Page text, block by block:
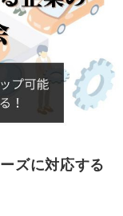
ズに対応する